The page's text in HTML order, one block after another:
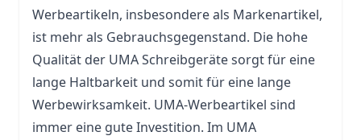
Werbeartikeln, insbesondere als Markenartikel,
ist mehr als Gebrauchsgegenstand. Die hohe
Qualität der UMA Schreibgeräte sorgt für eine
lange Haltbarkeit und somit für eine lange
Werbewirksamkeit. UMA-Werbeartikel sind
immer eine gute Investition. Im UMA